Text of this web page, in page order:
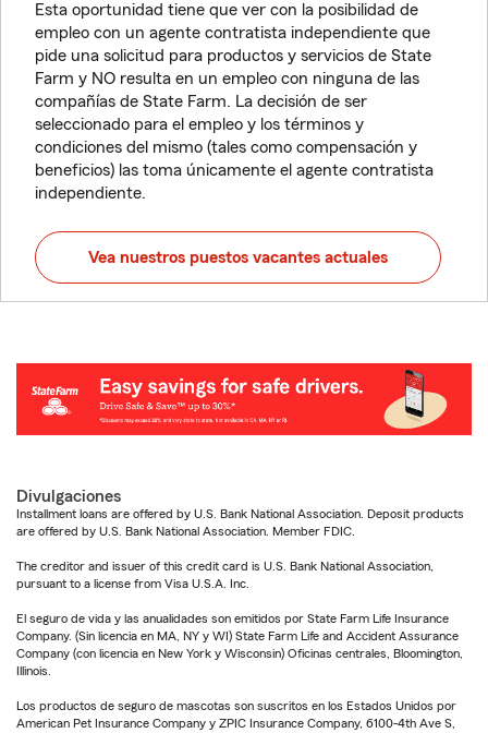
Esta oportunidad tiene que ver con la posibilidad de
empleo con un agente contratista independiente que
pide una solicitud para productos y servicios de State
Farm y NO resulta en un empleo con ninguna de las
compañías de State Farm. La decisión de ser
seleccionado para el empleo y los términos y
condiciones del mismo (tales como compensación y
beneficios) las toma únicamente el agente contratista
independiente.
Vea nuestros puestos vacantes actuales
Divulgaciones
Installment loans are offered by U.S. Bank National Association. Deposit products
are offered by U.S. Bank National Association. Member FDIC.
The creditor and issuer of this credit card is U.S. Bank National Association,
pursuant to a license from Visa U.S.A. Inc.
El seguro de vida y las anualidades son emitidos por State Farm Life Insurance
Company. (Sin licencia en MA, NY y WI) State Farm Life and Accident Assurance
Company (con licencia en New York y Wisconsin) Oficinas centrales, Bloomington,
Illinois.
Los productos de seguro de mascotas son suscritos en los Estados Unidos por
American Pet Insurance Company y ZPIC Insurance Company, 6100-4th Ave S,